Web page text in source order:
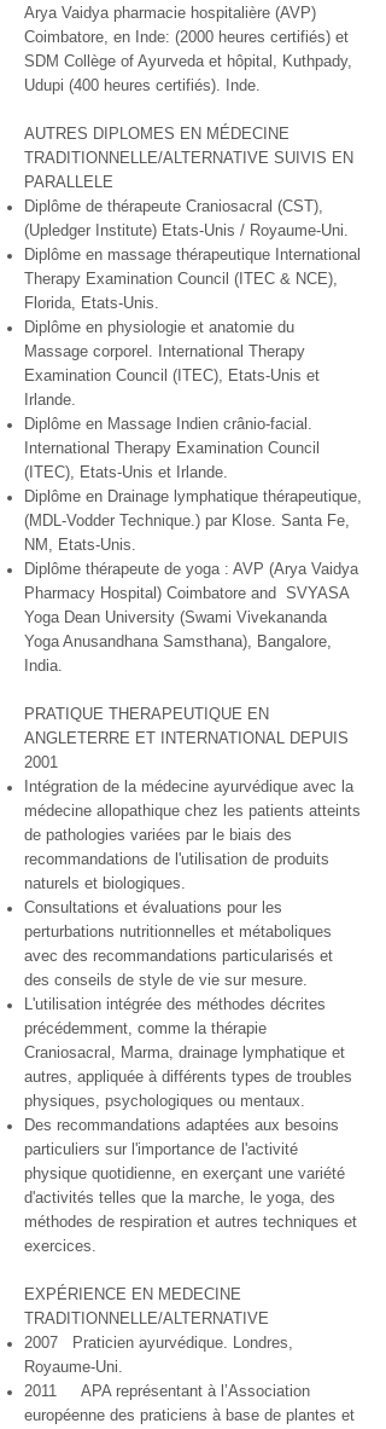
Arya Vaidya pharmacie hospitalière (AVP)
Coimbatore, en Inde: (2000 heures certifiés) et
SDM Collège of Ayurveda et hôpital, Kuthpady,
Udupi (400 heures certifiés). Inde.
AUTRES DIPLOMES EN MÉDECINE
TRADITIONNELLE/ALTERNATIVE SUIVIS EN
PARALLELE
Diplôme de thérapeute Craniosacral (CST),
(Upledger Institute) Etats-Unis / Royaume-Uni.
Diplôme en massage thérapeutique International
Therapy Examination Council (ITEC & NCE),
Florida, Etats-Unis.
Diplôme en physiologie et anatomie du
Massage corporel. International Therapy
Examination Council (ITEC), Etats-Unis et
Irlande.
Diplôme en Massage Indien crânio-facial.
International Therapy Examination Council
(ITEC), Etats-Unis et Irlande.
Diplôme en Drainage lymphatique thérapeutique,
(MDL-Vodder Technique.) par Klose. Santa Fe,
NM, Etats-Unis.
Diplôme thérapeute de yoga : AVP (Arya Vaidya
Pharmacy Hospital) Coimbatore and SVYASA
Yoga Dean University (Swami Vivekananda
Yoga Anusandhana Samsthana), Bangalore,
India.
PRATIQUE THERAPEUTIQUE EN
ANGLETERRE ET INTERNATIONAL DEPUIS
2001
Intégration de la médecine ayurvédique avec la
médecine allopathique chez les patients atteints
de pathologies variées par le biais des
recommandations de l'utilisation de produits
naturels et biologiques.
Consultations et évaluations pour les
perturbations nutritionnelles et métaboliques
avec des recommandations particularisés et
des conseils de style de vie sur mesure.
L'utilisation intégrée des méthodes décrites
précédemment, comme la thérapie
Craniosacral, Marma, drainage lymphatique et
autres, appliquée à différents types de troubles
physiques, psychologiques ou mentaux.
Des recommandations adaptées aux besoins
particuliers sur l'importance de l'activité
physique quotidienne, en exerçant une variété
d'activités telles que la marche, le yoga, des
méthodes de respiration et autres techniques et
exercices.
EXPÉRIENCE EN MEDECINE
TRADITIONNELLE/ALTERNATIVE
2007 Praticien ayurvédique. Londres,
Royaume-Uni.
2011 APA représentant à l’Association
européenne des praticiens à base de plantes et